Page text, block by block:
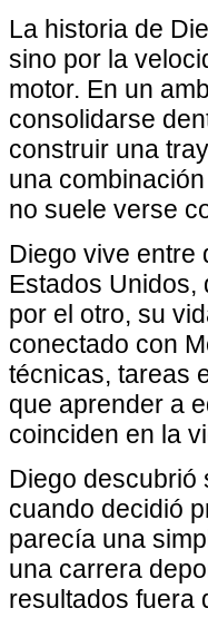
La historia de
sino por la
motor. En un
consolidarse
construir una
una
no suele verse
Diego vive entre
Estados Unidos,
por el otro, su
conectado con
técnicas, tareas
que aprender a
coinciden en la
Diego descubrió
cuando decidió
parecía una
una carrera
resultados fuera